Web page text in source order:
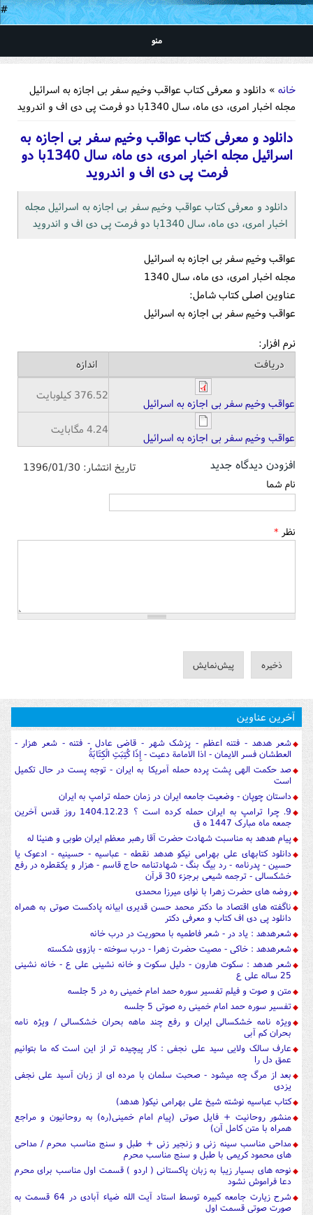
#
منو
خانه » دانلود و معرفی کتاب عواقب وخیم سفر بی اجازه به اسرائیل
مجله اخبار امری، دی ماه، سال 1340با دو فرمت پی دی اف و اندرويد
دانلود و معرفی کتاب عواقب وخیم سفر بی اجازه به
اسرائیل مجله اخبار امری، دی ماه، سال 1340با دو
فرمت پی دی اف و اندرويد
دانلود و معرفی کتاب عواقب وخیم سفر بی اجازه به اسرائیل مجله
اخبار امری، دی ماه، سال 1340با دو فرمت پی دی اف و اندرويد
عواقب وخیم سفر بی اجازه به اسرائیل
مجله اخبار امری، دی ماه، سال 1340
عناوین اصلی کتاب شامل:
عواقب وخیم سفر بی اجازه به اسرائیل
نرم افزار:
دریافت
اندازه
عواقب وخیم سفر بی اجازه به اسرائیل
376.52 کیلوبایت
عواقب وخیم سفر بی اجازه به اسرائیل
4.24 مگابایت
تاریخ انتشار: 1396/01/30 افزودن دیدگاه جدید
نام شما
نظر *
آخرین عناوین
شعر هدهد - فتنه اعظم - پزشک شهر - قاضی عادل - فتنه - شعر هزار -
العطشان فسر الایمان - اذا الامامة دعیت - إِذَا كُتِبَتِ الْكِتَابَةُ
صد حکمت الهی پشت پرده حمله آمریکا به ایران - توجه پست در حال تکمیل
است
داستان چوپان - وضعیت جامعه ایران در زمان حمله ترامپ به ایران
9. چرا ترامپ به ایران حمله کرده است ؟ 1404.12.23 روز قدس آخرین
جمعه ماه مبارک 1447 ه ق
پیام هدهد به مناسبت شهادت حضرت آقا رهبر معظم ایران طوبی و هنیئا له
دانلود کتابهای علی بهرامی نیکو هدهد نقطه - عباسیه - حسینیه - ادعوک یا
حسین - پدرنامه - رد بیگ بنگ - شهادتنامه حاج قاسم - هزار و یکقطره در رفع
خشکسالی - ترجمه شیعی برجزء 30 قرآن
روضه های حضرت زهرا با نوای میرزا محمدی
ناگفته های اقتصاد ما دکتر محمد حسن قدیری ابیانه پادکست صوتی به همراه
دانلود پی دی اف کتاب و معرفی دکتر
شعرهدهد : یاد در - شعر فاطمیه با محوریت در درب خانه
شعرهدهد : خاکی - مصیت حضرت زهرا - درب سوخته - بازوی شکسته
شعر هدهد : سکوت هارون - دلیل سکوت و خانه نشینی علی ع - خانه نشینی
25 ساله علی ع
متن و صوت و فیلم تفسیر سوره حمد امام خمینی ره در 5 جلسه
تفسیر سوره حمد امام خمینی ره صوتی 5 جلسه
ویژه نامه خشکسالی ایران و رفع چند ماهه بحران خشکسالی / ویژه نامه
بحران کم آبی
عارف سالک ولایی سید علی نجفی : کار پیچیده تر از این است که ما بتوانیم
عمق دل را
بعد از مرگ چه میشود - صحبت سلمان با مرده ای از زبان آسید علی نجفی
یزدی
کتاب عباسیه نوشته شیخ علی بهرامی نیکو( هدهد)
منشور روحانیت + فایل صوتی (پیام امام خمینی(ره) به روحانیون و مراجع
همراه با متن کامل آن)
مداحی مناسب سینه زنی و زنجیر زنی + طبل و سنج مناسب محرم / مداحی
های محمود کریمی با طبل و سنج مناسب محرم
نوحه های بسیار زیبا به زبان پاکستانی ( اردو ) قسمت اول مناسب برای محرم
دعا فراموش نشود
شرح زیارت جامعه کبیره توسط استاد آیت الله ضیاء آبادی در 64 قسمت به
صورت صوتی قسمت اول